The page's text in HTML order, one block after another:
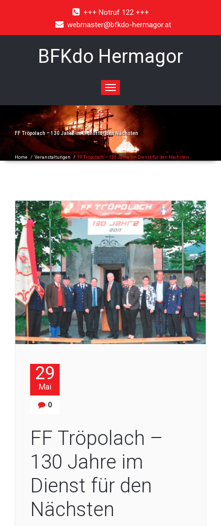
+++ Notruf 122 +++
webmaster@bfkdo-hermagor.at
BFKdo Hermagor
Toggle
navigation
FF Tröpolach – 130 Jahre im Dienst für den Nächsten
Home / Veranstaltungen / FF Tröpolach – 130 Jahre im Dienst für den Nächsten
29
Mai
0
FF Tröpolach –
130 Jahre im
Dienst für den
Nächsten